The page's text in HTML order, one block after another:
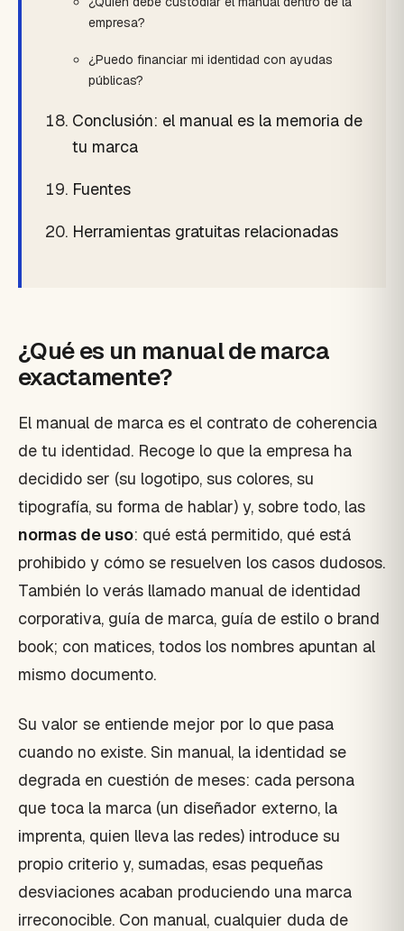
empresa?
¿Puedo financiar mi identidad con ayudas
públicas?
Conclusión: el manual es la memoria de
tu marca
Fuentes
Herramientas gratuitas relacionadas
¿Qué es un manual de marca
exactamente?
El manual de marca es el contrato de coherencia
de tu identidad. Recoge lo que la empresa ha
decidido ser (su logotipo, sus colores, su
tipografía, su forma de hablar) y, sobre todo, las
normas de uso: qué está permitido, qué está
prohibido y cómo se resuelven los casos dudosos.
También lo verás llamado manual de identidad
corporativa, guía de marca, guía de estilo o brand
book; con matices, todos los nombres apuntan al
mismo documento.
Su valor se entiende mejor por lo que pasa
cuando no existe. Sin manual, la identidad se
degrada en cuestión de meses: cada persona
que toca la marca (un diseñador externo, la
imprenta, quien lleva las redes) introduce su
propio criterio y, sumadas, esas pequeñas
desviaciones acaban produciendo una marca
irreconocible. Con manual, cualquier duda de